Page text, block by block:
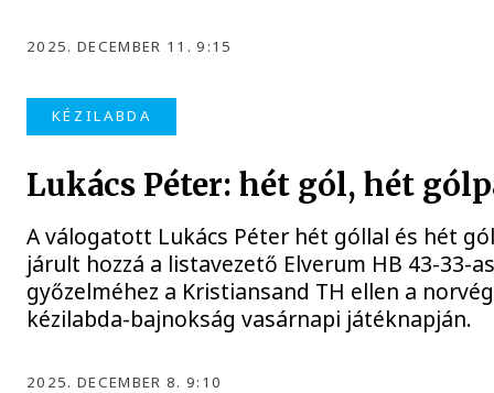
2025. DECEMBER 11. 9:15
KÉZILABDA
Lukács Péter: hét gól, hét
A válogatott Lukács Péter hét góllal és hét
járult hozzá a listavezető Elverum HB 43-33-
győzelméhez a Kristiansand TH ellen a
kézilabda-bajnokság vasárnapi játéknapján.
2025. DECEMBER 8. 9:10